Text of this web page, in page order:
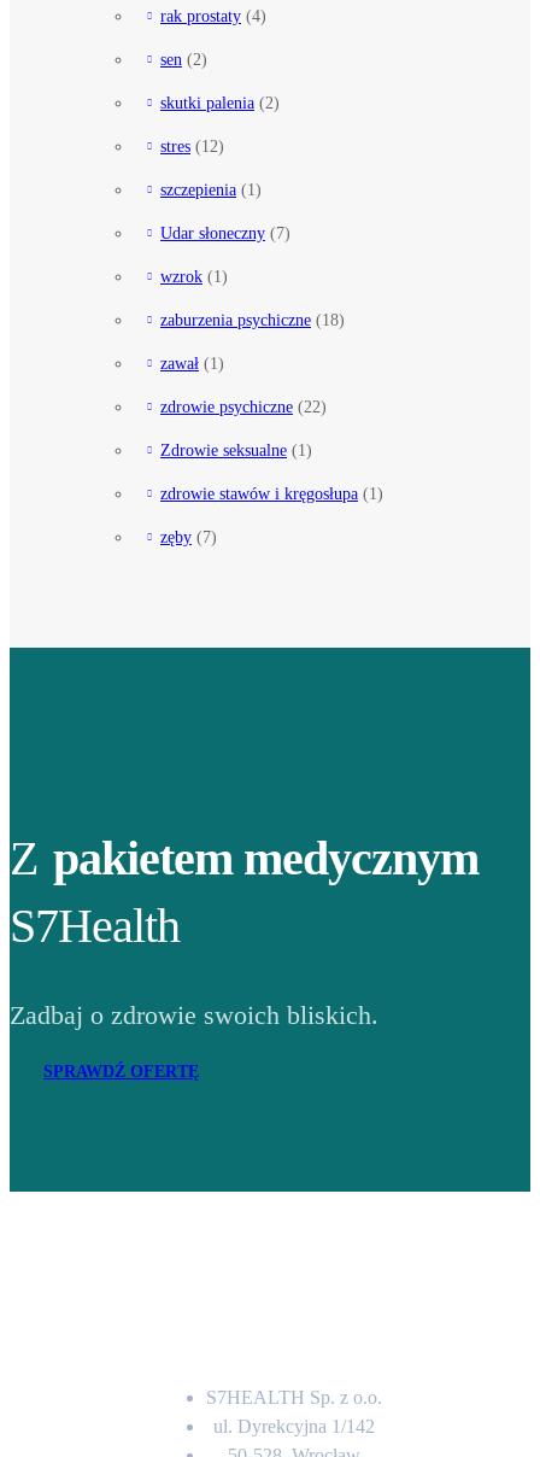
rak prostaty (4)
sen (2)
skutki palenia (2)
stres (12)
szczepienia (1)
Udar słoneczny (7)
wzrok (1)
zaburzenia psychiczne (18)
zawał (1)
zdrowie psychiczne (22)
Zdrowie seksualne (1)
zdrowie stawów i kręgosłupa (1)
zęby (7)
Z pakietem medycznym
S7Health
Zadbaj o zdrowie swoich bliskich.
SPRAWDŹ OFERTĘ
S7HEALTH Sp. z o.o.
ul. Dyrekcyjna 1/142